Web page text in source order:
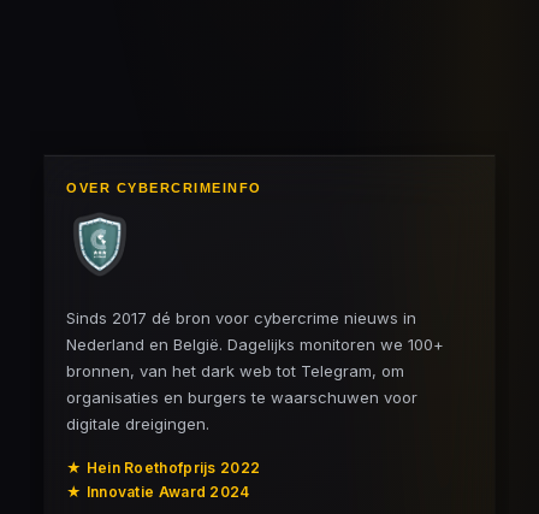
OVER CYBERCRIMEINFO
Sinds 2017 dé bron voor cybercrime nieuws in
Nederland en België. Dagelijks monitoren we 100+
bronnen, van het dark web tot Telegram, om
organisaties en burgers te waarschuwen voor
digitale dreigingen.
★ Hein Roethofprijs 2022
★ Innovatie Award 2024